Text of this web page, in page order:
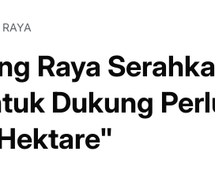
Raya
Dukung